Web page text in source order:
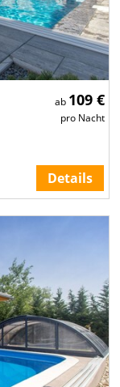
ab 109 €
pro Nacht
Details